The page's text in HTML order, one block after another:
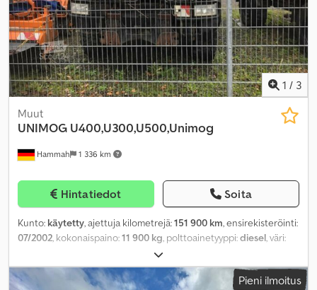
1 / 3
Hammah 1 336 km
Muut
UNIMOG U400,U300,U500,Unimog
Hintatiedot Soita
Kunto: käytetty, ajettuja kilometrejä:151 900 km, ensirekisteröinti:
07/2002, kokonaispaino:11 900 kg, polttoainetyyppi:diesel, väri:
2 akselia
mekaaninen, päästöluokka:Euro 3, Valmistusvuosi:2002,
Varusteet:
ABS, ilmastointi, neliveto, oli osallisena
Pieni ilmoitus